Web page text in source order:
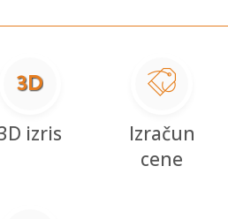
izris
Izračun
cene